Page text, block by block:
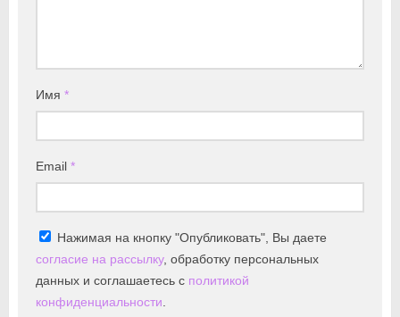
Имя *
Email *
Нажимая на кнопку "Опубликовать", Вы даете
согласие на рассылку, обработку персональных
данных и соглашаетесь с политикой
конфиденциальности.